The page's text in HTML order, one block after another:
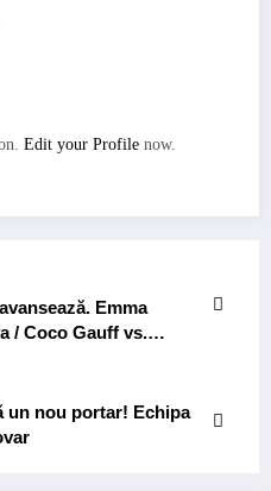
Edit your Profile now.
Emma
/ Coco Gauff vs.
un nou portar! Echipa